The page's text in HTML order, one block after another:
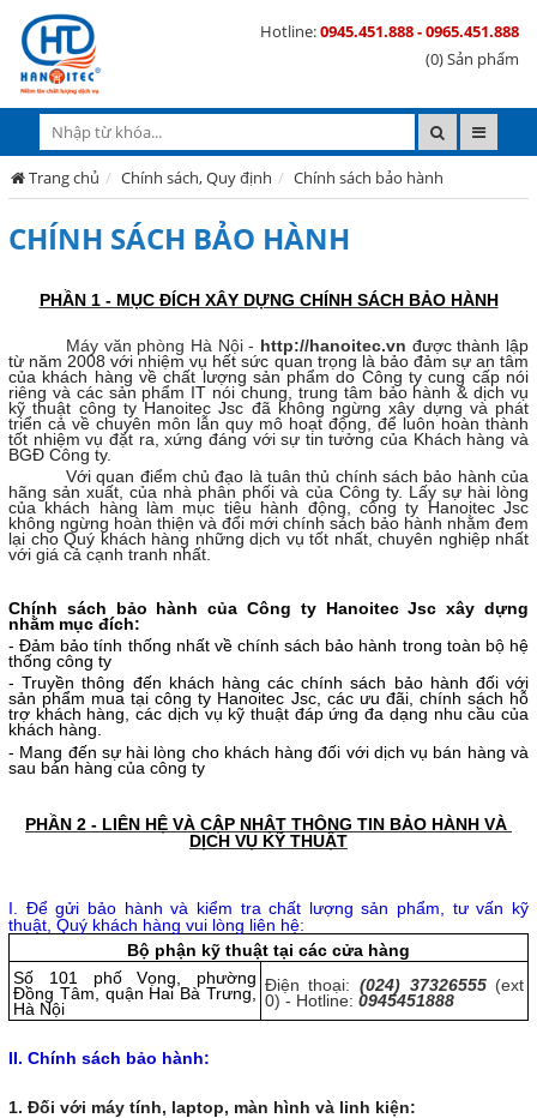
Hotline:0945.451.888 - 0965.451.888
(0) Sản phẩm
Trang chủ Chính sách, Quy định Chính sách bảo hành
CHÍNH SÁCH BẢO HÀNH
PHẦN 1 - MỤC ĐÍCH XÂY DỰNG CHÍNH SÁCH BẢO HÀNH
Máy văn phòng Hà Nội - http://hanoitec.vn được thành lập
từ năm 2008 với nhiệm vụ hết sức quan trọng là bảo đảm sự an tâm
của khách hàng về chất lượng sản phẩm do Công ty cung cấp nói
riêng và các sản phẩm IT nói chung, trung tâm bảo hành & dịch vụ
kỹ thuật công ty Hanoitec Jsc đã không ngừng xây dựng và phát
triển cả về chuyên môn lẫn quy mô hoạt động, để luôn hoàn thành
tốt nhiệm vụ đặt ra, xứng đáng với sự tin tưởng của Khách hàng và
BGĐ Công ty.
Với quan điểm chủ đạo là tuân thủ chính sách bảo hành của
hãng sản xuất, của nhà phân phối và của Công ty. Lấy sự hài lòng
của khách hàng làm mục tiêu hành động, công ty Hanoitec Jsc
không ngừng hoàn thiện và đổi mới chính sách bảo hành nhằm đem
lại cho Quý khách hàng những dịch vụ tốt nhất, chuyên nghiệp nhất
với giá cả cạnh tranh nhất.
Chính sách bảo hành của Công ty Hanoitec Jsc xây dựng
nhằm mục đích:
- Đảm bảo tính thống nhất về chính sách bảo hành trong toàn bộ hệ
thống công ty
- Truyền thông đến khách hàng các chính sách bảo hành đối với
sản phẩm mua tại công ty Hanoitec Jsc, các ưu đãi, chính sách hỗ
trợ khách hàng, các dịch vụ kỹ thuật đáp ứng đa dạng nhu cầu của
khách hàng.
- Mang đến sự hài lòng cho khách hàng đối với dịch vụ bán hàng và
sau bán hàng của công ty
PHẦN 2 - LIÊN HỆ VÀ CẬP NHẬT THÔNG TIN BẢO HÀNH VÀ
DỊCH VỤ KỸ THUẬT
I. Để gửi bảo hành và kiểm tra chất lượng sản phẩm, tư vấn kỹ
thuật, Quý khách hàng vui lòng liên hệ:
Bộ phận kỹ thuật tại các cửa hàng
Số 101 phố Vọng, phường
Đồng Tâm, quận Hai Bà Trưng,
Hà Nội
Điện thoại: (024) 37326555 (ext
0) - Hotline: 0945451888
II. Chính sách bảo hành:
1. Đối với máy tính, laptop, màn hình và linh kiện: